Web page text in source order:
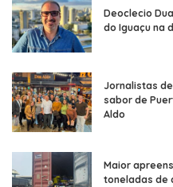
Deoclecio
do Iguaçu na
Jornalistas
sabor de
Aldo
Maior
toneladas de